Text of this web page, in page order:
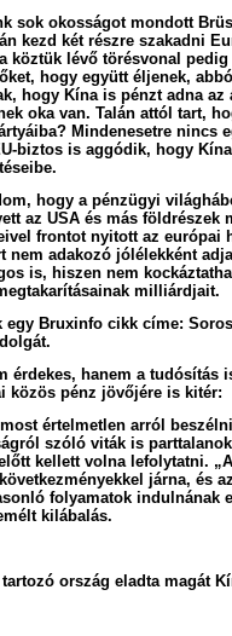
sok okosságot mondott
kezd két részre szakadni
köztük lévő törésvonal pedig
hogy együtt éljenek,
hogy Kína is pénzt adna
oka van. Talán attól tart,
Mindenesetre nincs
biztos is aggódik, hogy
hogy a pénzügyi
az USA és más földrészek
frontot nyitott az európai
nem adakozó jólélekként
is, hiszen nem
milliárdjait.
egy Bruxinfo cikk címe:
érdekes, hanem a
közös pénz jövőjére is kitér:
értelmetlen arról
szóló viták is
kellett volna lefolytatni.
járna, és
folyamatok indulnának
kilábalás.
tartozó ország eladta magát